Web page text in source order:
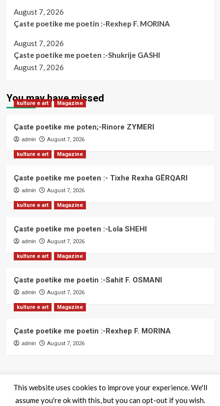
August 7, 2026
Çaste poetike me poetin :-Rexhep F. MORINA
August 7, 2026
Çaste poetike me poeten :-Shukrije GASHI
August 7, 2026
You may have missed
kulture e art Magazine
Çaste poetike me poten;-Rinore ZYMERI
admin August 7, 2026
kulture e art Magazine
Çaste poetike me poeten :- Tixhe Rexha GËRQARI
admin August 7, 2026
kulture e art Magazine
Çaste poetike me poeten :-Lola SHEHI
admin August 7, 2026
kulture e art Magazine
Çaste poetike me poetin :-Sahit F. OSMANI
admin August 7, 2026
kulture e art Magazine
Çaste poetike me poetin :-Rexhep F. MORINA
admin August 7, 2026
QendraPRESS - Te drejtat e rezervuara|CoverNewsby AF
This website uses cookies to improve your experience. We'll
assume you're ok with this, but you can opt-out if you wish.